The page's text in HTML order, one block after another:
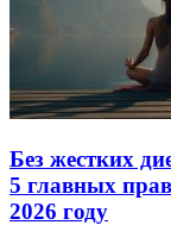
Без жестких
5 главных
2026 году